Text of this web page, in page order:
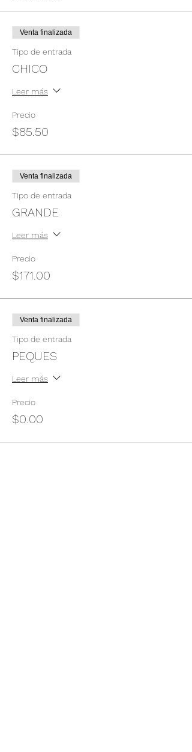
Venta finalizada
Tipo de entrada
CHICO
Leer más
Precio
$85.50
Venta finalizada
Tipo de entrada
GRANDE
Leer más
Precio
$171.00
Venta finalizada
Tipo de entrada
PEQUES
Leer más
Precio
$0.00